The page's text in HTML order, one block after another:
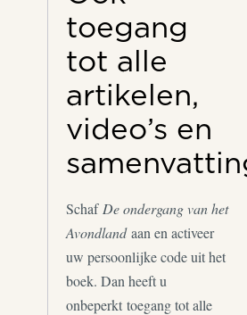
toegang
tot alle
artikelen,
video’s en
Schaf De ondergang van het
Avondlandaan en activeer
uw persoonlijke code uit het
boek. Dan heeft u
onbeperkt toegang tot alle